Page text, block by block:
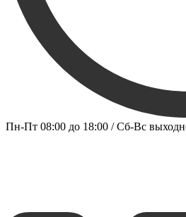
Пн-Пт 08:00 до 18:00 / Сб-Вс